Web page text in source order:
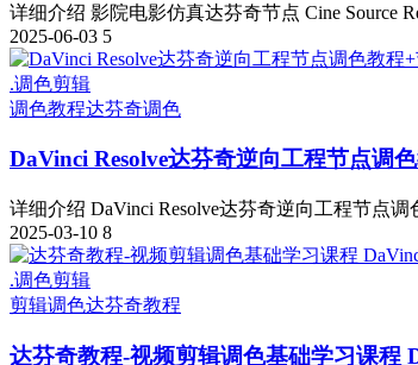
详细介绍 影院电影仿真达芬奇节点 Cine Source
2025-06-03 5
.调色剪辑
调色教程达芬奇调色
DaVinci Resolve达芬奇逆向工程节点调
详细介绍 DaVinci Resolve达芬奇逆向工程节点
2025-03-10 8
.调色剪辑
剪辑调色达芬奇教程
达芬奇教程-视频剪辑调色基础学习课程